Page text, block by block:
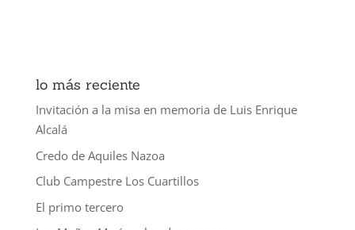
lo más reciente
Invitación a la misa en memoria de Luis Enrique
Alcalá
Credo de Aquiles Nazoa
Club Campestre Los Cuartillos
El primo tercero